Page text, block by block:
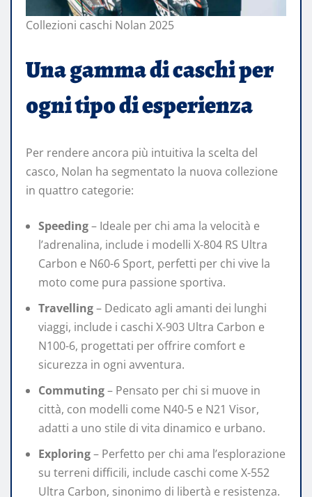
Collezioni caschi Nolan 2025
Una gamma di caschi per
ogni tipo di esperienza
Per rendere ancora più intuitiva la scelta del
casco, Nolan ha segmentato la nuova collezione
in quattro categorie:
Speeding– Ideale per chi ama la velocità e
l’adrenalina, include i modelli X-804 RS Ultra
Carbon e N60-6 Sport, perfetti per chi vive la
moto come pura passione sportiva.
Travelling– Dedicato agli amanti dei lunghi
viaggi, include i caschi X-903 Ultra Carbon e
N100-6, progettati per offrire comfort e
sicurezza in ogni avventura.
Commuting– Pensato per chi si muove in
città, con modelli come N40-5 e N21 Visor,
adatti a uno stile di vita dinamico e urbano.
Exploring– Perfetto per chi ama l’esplorazione
su terreni difficili, include caschi come X-552
Ultra Carbon, sinonimo di libertà e resistenza.